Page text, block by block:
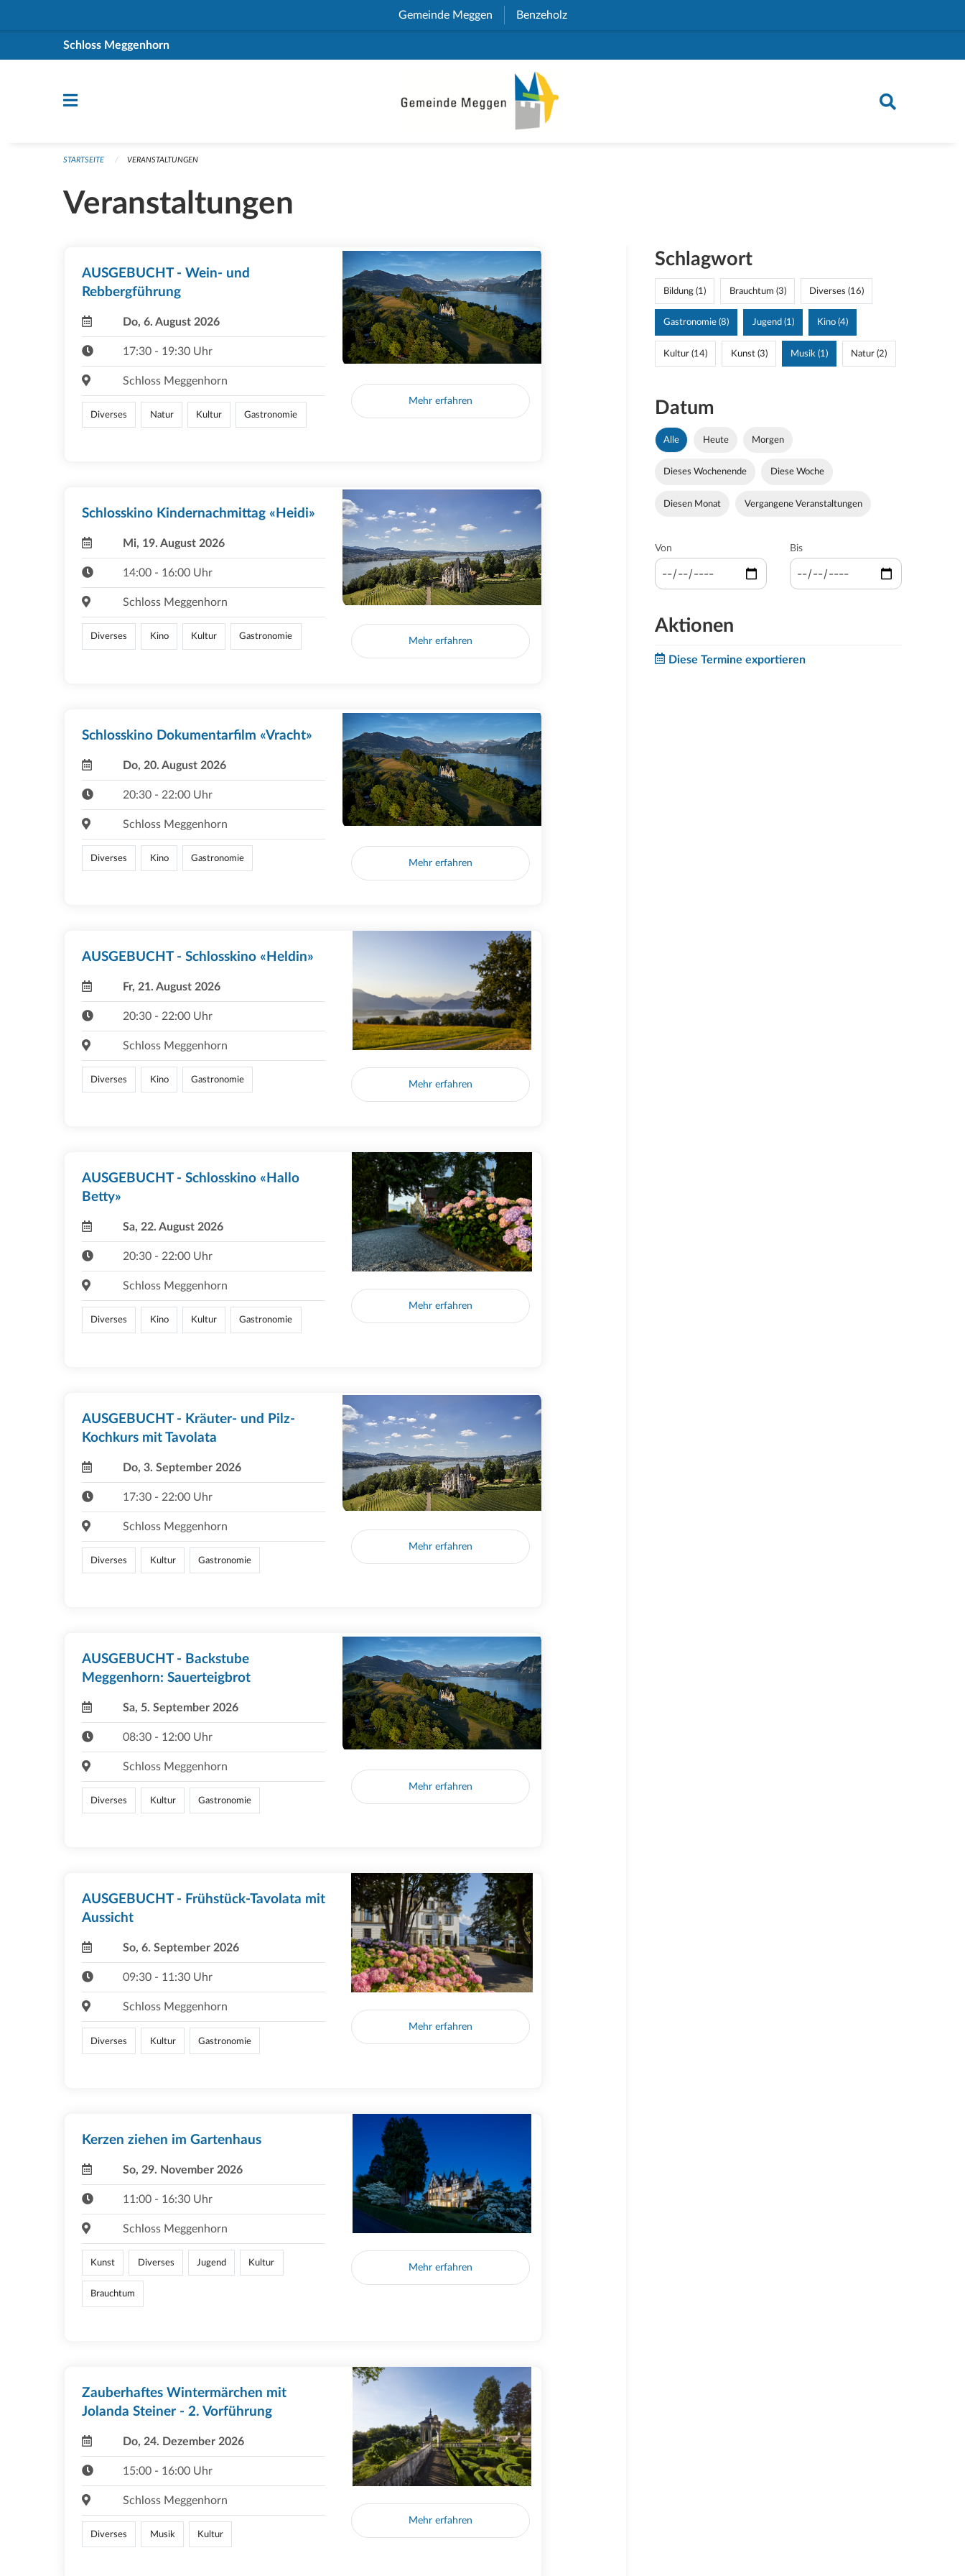
Gemeinde Meggen (External Link)
Benzeholz(External Link)
Schloss Meggenhorn
STARTSEITE VERANSTALTUNGEN
Veranstaltungen
AUSGEBUCHT - Wein- und
Rebbergführung
Do, 6. August 2026
17:30 - 19:30 Uhr
Schloss Meggenhorn
Diverses Natur Kultur Gastronomie
Mehr erfahren
Schlosskino Kindernachmittag «Heidi»
Mi, 19. August 2026
14:00 - 16:00 Uhr
Schloss Meggenhorn
Diverses Kino Kultur Gastronomie Mehr erfahren
Schlosskino Dokumentarfilm «Vracht»
Do, 20. August 2026
20:30 - 22:00 Uhr
Schloss Meggenhorn
Diverses Kino Gastronomie Mehr erfahren
AUSGEBUCHT - Schlosskino «Heldin»
Fr, 21. August 2026
20:30 - 22:00 Uhr
Schloss Meggenhorn
Diverses Kino Gastronomie Mehr erfahren
AUSGEBUCHT - Schlosskino «Hallo
Betty»
Sa, 22. August 2026
20:30 - 22:00 Uhr
Schloss Meggenhorn
Diverses Kino Kultur Gastronomie
Mehr erfahren
AUSGEBUCHT - Kräuter- und Pilz-
Kochkurs mit Tavolata
Do, 3. September 2026
17:30 - 22:00 Uhr
Schloss Meggenhorn
Diverses Kultur Gastronomie
Mehr erfahren
AUSGEBUCHT - Backstube
Meggenhorn: Sauerteigbrot
Sa, 5. September 2026
08:30 - 12:00 Uhr
Schloss Meggenhorn
Diverses Kultur Gastronomie
Mehr erfahren
AUSGEBUCHT - Frühstück-Tavolata mit
Aussicht
So, 6. September 2026
09:30 - 11:30 Uhr
Schloss Meggenhorn
Diverses Kultur Gastronomie
Mehr erfahren
Kerzen ziehen im Gartenhaus
So, 29. November 2026
11:00 - 16:30 Uhr
Schloss Meggenhorn
Kunst Diverses Jugend Kultur
Brauchtum
Mehr erfahren
Zauberhaftes Wintermärchen mit
Jolanda Steiner - 2. Vorführung
Do, 24. Dezember 2026
15:00 - 16:00 Uhr
Schloss Meggenhorn
Diverses Musik Kultur
Mehr erfahren
Schlagwort
Bildung (1) Brauchtum (3) Diverses (16)
Gastronomie (8) Jugend (1) Kino (4)
Kultur (14) Kunst (3) Musik (1) Natur (2)
Datum
Alle Heute Morgen
Dieses Wochenende Diese Woche
Diesen Monat Vergangene Veranstaltungen
Von Bis
Aktionen
Diese Termine exportieren